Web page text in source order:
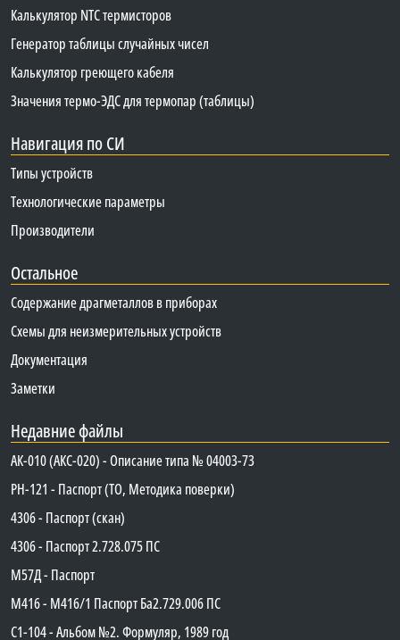
Калькулятор NTC термисторов
Генератор таблицы случайных чисел
Калькулятор греющего кабеля
Значения термо-ЭДС для термопар (таблицы)
Навигация по СИ
Типы устройств
Технологические параметры
Производители
Остальное
Содержание драгметаллов в приборах
Схемы для неизмерительных устройств
Документация
Заметки
Недавние файлы
АК-010 (АКС-020) - Описание типа № 04003-73
PH-121 - Паспорт (ТО, Методика поверки)
4306 - Паспорт (скан)
4306 - Паспорт 2.728.075 ПС
М57Д - Паспорт
М416 - М416/1 Паспорт Ба2.729.006 ПС
C1-104 - Альбом №2. Формуляр, 1989 год